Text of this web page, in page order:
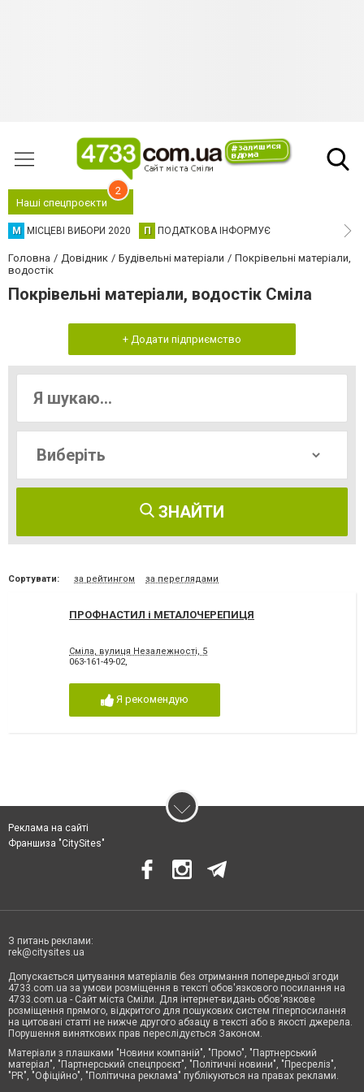
Наші спецпроєкти
2
М МІСЦЕВІ ВИБОРИ 2020 П ПОДАТКОВА ІНФОРМУЄ
Головна Довідник Будівельні матеріали
Покрівельні матеріали,
водостік
Покрівельні матеріали, водостік Сміла
+ Додати підприємство
ЗНАЙТИ
Сортувати: за рейтингом за переглядами
ПРОФНАСТИЛ і МЕТАЛОЧЕРЕПИЦЯ
Сміла, вулиця Незалежності, 5
063-161-49-02,
Я рекомендую
Реклама на сайті
Франшиза "CitySites"
З питань реклами:
rek@citysites.ua
Допускається цитування матеріалів без отримання попередньої згоди
4733.com.ua за умови розміщення в тексті обов'язкового посилання на
4733.com.ua - Сайт міста Сміли. Для інтернет-видань обов'язкове
розміщення прямого, відкритого для пошукових систем гіперпосилання
на цитовані статті не нижче другого абзацу в тексті або в якості джерела.
Порушення виняткових прав переслідується Законом.
Матеріали з плашками "Новини компаній", "Промо", "Партнерський
матеріал", "Партнерський спецпроєкт", "Політичні новини", "Пресреліз",
"PR", "Офіційно", "Політична реклама" публікуються на правах реклами.